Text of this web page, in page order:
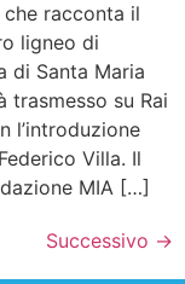
che racconta il
ligneo di
di Santa Maria
trasmesso su Rai
l’introduzione
Villa. Il
MIA […]
Successivo →